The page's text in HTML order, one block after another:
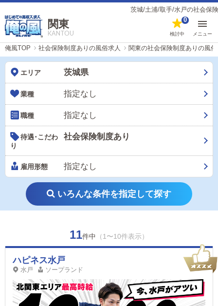
茨城/土浦/取手/水戸の社会保険制度ありの風俗
関東
KANTOU 検討中
0
メニュー
俺風TOP 社会保険制度ありの風俗求人 関東の社会保険制度ありの風
エリア 茨城県
業種 指定なし
職種 指定なし
待遇･こだわ
り
社会保険制度あり
雇用形態 指定なし
いろんな条件を指定して探す
11件中 （1〜10件表示）
ハピネス水戸
水戸 ソープランド